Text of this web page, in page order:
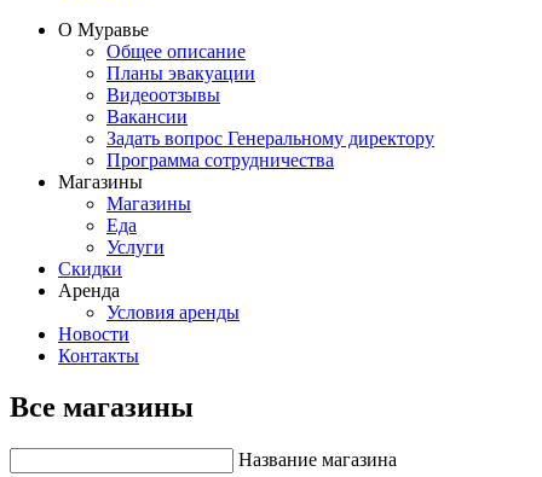
О Муравье
Общее описание
Планы эвакуации
Видеоотзывы
Вакансии
Задать вопрос Генеральному директору
Программа сотрудничества
Магазины
Магазины
Еда
Услуги
Скидки
Аренда
Условия аренды
Новости
Контакты
Все магазины
Название магазина